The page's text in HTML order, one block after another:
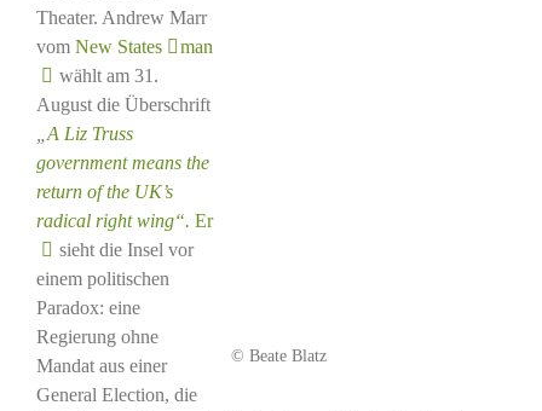
© Beate Blatz
Theater. Andrew Marr
vom New States
man
wählt am 31.
August die Überschrift
A Liz Truss
government means the
return of the UK’s
radical right wing“. Er
sieht die Insel vor
einem politischen
Paradox: eine
Regierung ohne
Mandat aus einer
General Election, die